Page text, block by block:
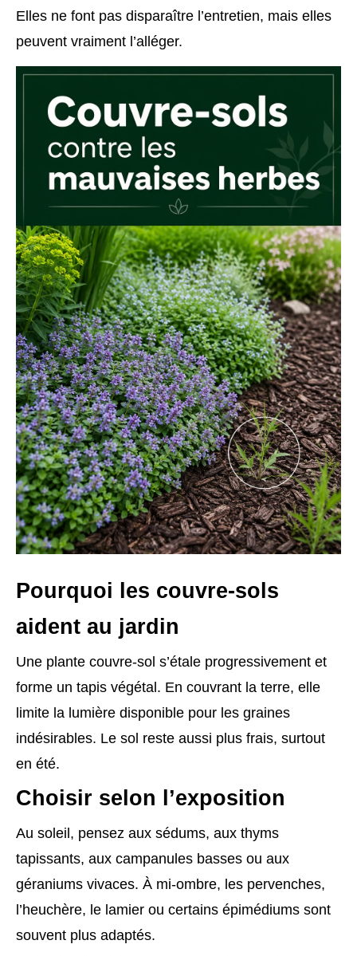
Elles ne font pas disparaître l’entretien, mais elles
peuvent vraiment l’alléger.
Pourquoi les couvre-sols
aident au jardin
Une plante couvre-sol s’étale progressivement et
forme un tapis végétal. En couvrant la terre, elle
limite la lumière disponible pour les graines
indésirables. Le sol reste aussi plus frais, surtout
en été.
Choisir selon l’exposition
Au soleil, pensez aux sédums, aux thyms
tapissants, aux campanules basses ou aux
géraniums vivaces. À mi-ombre, les pervenches,
l’heuchère, le lamier ou certains épimédiums sont
souvent plus adaptés.